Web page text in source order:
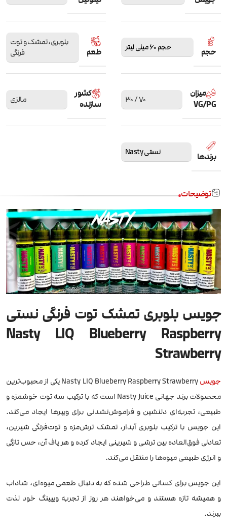
حجم حجم 60 میلی لیتر طعم
بلوبری، تمشک و توت
فرنگی
میزان
VG/PG
70 / 30
کشور
سازنده
مالزی
برندها نستی Nasty
توضیحات
جویس بلوبری تمشک توت فرنگی نستی
Nasty LIQ Blueberry Raspberry
Strawberry
جویس
Nasty LIQ Blueberry Raspberry Strawberry یکی از محبوب‌ترین
محصولات برند جهانی Nasty Juice است که با ترکیب سه توت خوشمزه و
طبیعی، تجربه‌ای دلنشین و فراموش‌نشدنی برای ویپرها ایجاد می‌کند.
این جویس با ترکیب بلوبری آبدار، تمشک ترش‌مزه و توت‌فرنگی شیرین،
تعادلی فوق‌العاده بین ترشی و شیرینی ایجاد کرده و هر پاف آن، حس تازگی
و انرژی طبیعی میوه‌ها را منتقل می‌کند.
این جویس برای کسانی طراحی شده که به دنبال طعمی میوه‌ای، شاداب
و همیشه تازه هستند و می‌خواهند هر روز از تجربه ویپینگ خود لذت
ببرند.